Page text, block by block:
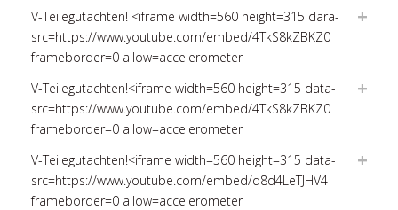
V-Teilegutachten! <iframe width=560 height=315 dara-
src=https://www.youtube.com/embed/4TkS8kZBKZ0
frameborder=0 allow=accelerometer
V-Teilegutachten!<iframe width=560 height=315 data-
src=https://www.youtube.com/embed/4TkS8kZBKZ0
frameborder=0 allow=accelerometer
V-Teilegutachten!<iframe width=560 height=315 data-
src=https://www.youtube.com/embed/q8d4LeTJHV4
frameborder=0 allow=accelerometer